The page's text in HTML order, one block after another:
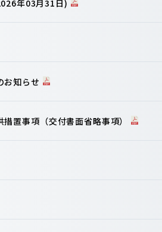
年03月31日)
お知らせ
置事項（交付書面省略事項）